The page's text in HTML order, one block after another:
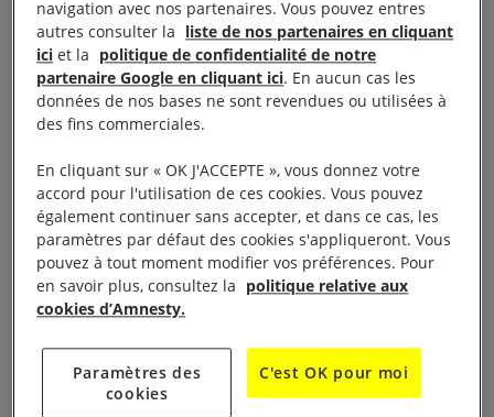
Le groupe de Sète d’Amnesty International sera
présent les journées du 1er et 2 Octobre lors du
Festival du livre « Les Automnales ». Le groupe
tiendra un stand sur la place Aristide Briand de
10h00 à 18h00, avec supports de présentation du
groupe et d’Amnesty et quelques pétitions à faire
signer.
Plus de renseignements
sur :
https://www.facebook.com/les.AutomnHalles.Sete.off
navigation avec nos partenaires. Vous pouvez entres
autres consulter la liste de nos partenaires en cliquant
ici et la politique de confidentialité de notre
partenaire Google en cliquant ici. En aucun cas les
données de nos bases ne sont revendues ou utilisées à
des fins commerciales.
En cliquant sur « OK J'ACCEPTE », vous donnez votre
accord pour l'utilisation de ces cookies. Vous pouvez
également continuer sans accepter, et dans ce cas, les
paramètres par défaut des cookies s'appliqueront. Vous
pouvez à tout moment modifier vos préférences. Pour
en savoir plus, consultez la politique relative aux
cookies d’Amnesty.
Paramètres des
cookies
C'est OK pour moi